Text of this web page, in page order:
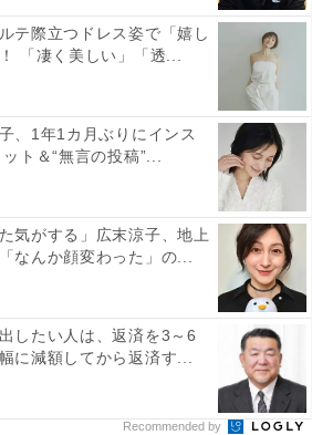
テ際立つドレス姿で「嬉し
「凄く美しい」「透...
、1年1カ月ぶりにインス
ト＆“無言の投稿”...
気がする」広末涼子、地上
なんか顔変わった」の...
したい人は、返済を3～6
に減額してから返済す...
Recommended by